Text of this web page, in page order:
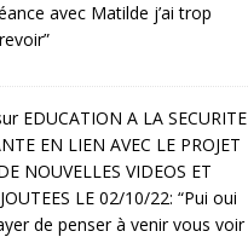
avec Matilde j’ai trop
”
EDUCATION A LA SECURITE
EN LIEN AVEC LE PROJET
NOUVELLES VIDEOS ET
LE 02/10/22: “Pui oui
de penser à venir vous voir